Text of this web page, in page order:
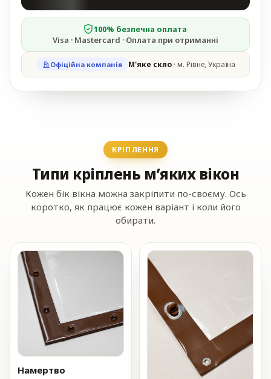
100% безпечна оплата·
Visa · Mastercard · Оплата при отриманні
Офіційна компанія М'яке скло· м. Рівне, Україна
КРІПЛЕННЯ
Типи кріплень м’яких вікон
Кожен бік вікна можна закріпити по-своєму. Ось
коротко, як працює кожен варіант і коли його
обирати.
Намертво